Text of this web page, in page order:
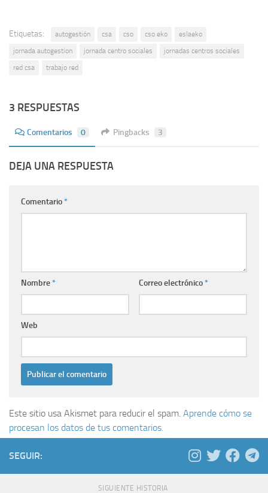
Etiquetas: autogestión csa cso cso eko
eslaeko
jornada autogestion
jornada centro sociales
jornadas centros sociales
red csa
trabajo red
3 RESPUESTAS
Comentarios 0 Pingbacks 3
DEJA UNA RESPUESTA
Comentario*
Nombre* Correo electrónico*
Web
Este sitio usa Akismet para reducir el spam. Aprende cómo se
procesan los datos de tus comentarios.
SEGUIR:
SIGUIENTE HISTORIA